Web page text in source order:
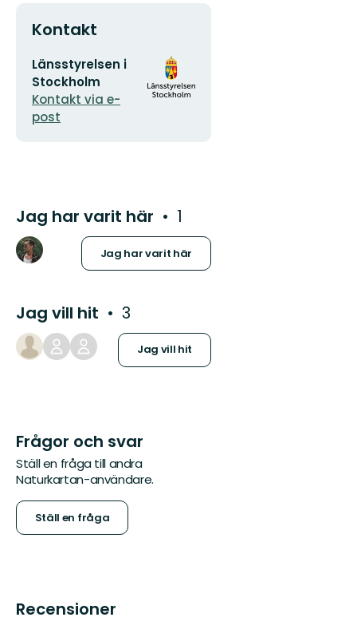
Kontakt
E-
postadress
Länsstyrelsen i
Stockholm
Kontakt via e-
post
Organisationens
logotyp
Jag har varit här 1
Jag har varit här
Jag vill hit 3
Jag vill hit
Frågor och svar
Ställ en fråga till andra
Naturkartan-användare.
Ställ en fråga
Recensioner